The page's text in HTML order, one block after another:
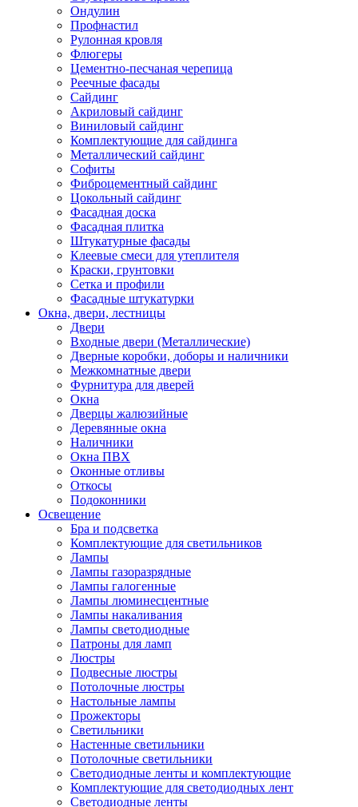
Ондулин
Профнастил
Рулонная кровля
Флюгеры
Цементно-песчаная черепица
Реечные фасады
Сайдинг
Акриловый сайдинг
Виниловый сайдинг
Комплектующие для сайдинга
Металлический сайдинг
Софиты
Фиброцементный сайдинг
Цокольный сайдинг
Фасадная доска
Фасадная плитка
Штукатурные фасады
Клеевые смеси для утеплителя
Краски, грунтовки
Сетка и профили
Фасадные штукатурки
Окна, двери, лестницы
Двери
Входные двери (Металлические)
Дверные коробки, доборы и наличники
Межкомнатные двери
Фурнитура для дверей
Окна
Дверцы жалюзийные
Деревянные окна
Наличники
Окна ПВХ
Оконные отливы
Откосы
Подоконники
Освещение
Бра и подсветка
Комплектующие для светильников
Лампы
Лампы газоразрядные
Лампы галогенные
Лампы люминесцентные
Лампы накаливания
Лампы светодиодные
Патроны для ламп
Люстры
Подвесные люстры
Потолочные люстры
Настольные лампы
Прожекторы
Светильники
Настенные светильники
Потолочные светильники
Светодиодные ленты и комплектующие
Комплектующие для светодиодных лент
Светодиодные ленты